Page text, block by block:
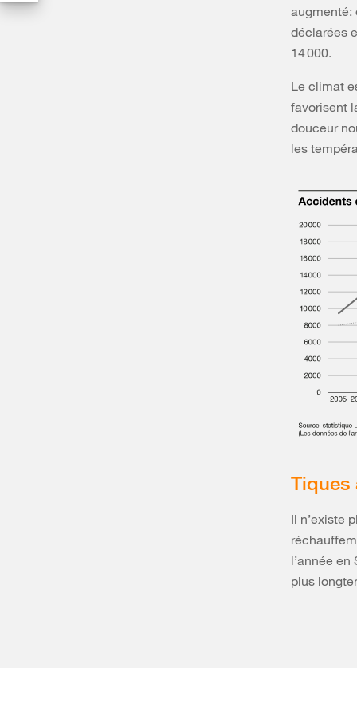
augmenté:
déclarées
14 000.
Le climat
favorisent
douceur
les
Tiques
Il n’existe
l’année
plus